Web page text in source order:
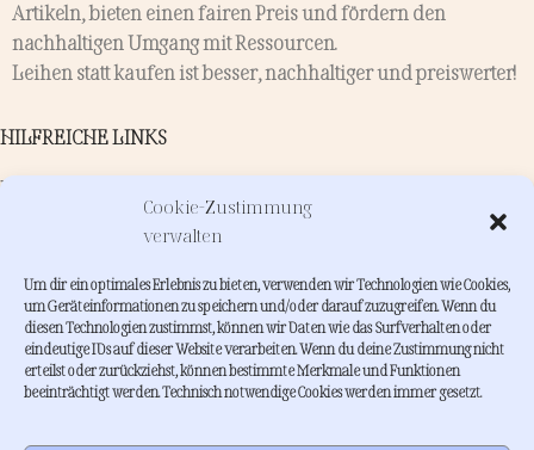
Cookie-Zustimmung
verwalten
Um dir ein optimales Erlebnis zu bieten, verwenden wir Technologien wie Cookies,
um Geräteinformationen zu speichern und/oder darauf zuzugreifen. Wenn du
diesen Technologien zustimmst, können wir Daten wie das Surfverhalten oder
eindeutige IDs auf dieser Website verarbeiten. Wenn du deine Zustimmung nicht
erteilst oder zurückziehst, können bestimmte Merkmale und Funktionen
beeinträchtigt werden. Technisch notwendige Cookies werden immer gesetzt.
Artikeln, bieten einen fairen Preis und fördern den
nachhaltigen Umgang mit Ressourcen.
Leihen statt kaufen ist besser, nachhaltiger und preiswerter!
HILFREICHE LINKS
Kontakt
INFORMATIONEN
Wie funktioniert leihenstattkaufen?
FAQs
Inspiration